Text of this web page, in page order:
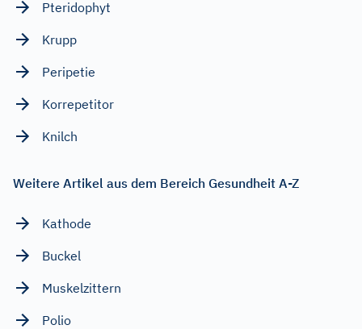
Pteridophyt
Krupp
Peripetie
Korrepetitor
Knilch
Weitere Artikel aus dem Bereich Gesundheit A-Z
Kathode
Buckel
Muskelzittern
Polio